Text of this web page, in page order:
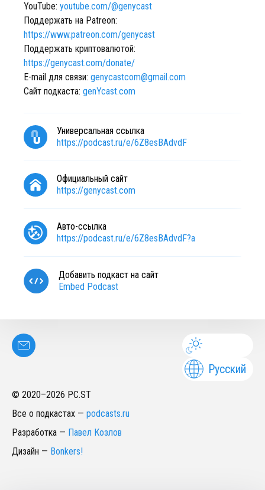
YouTube: youtube.com/@genycast
Поддержать на Patreon:
https://www.patreon.com/genycast
Поддержать криптовалютой:
https://genycast.com/donate/
E-mail для связи: genycastcom@gmail.com
Сайт подкаста: genYcast.com
Универсальная ссылка
https://podcast.ru/e/6Z8esBAdvdF
Официальный сайт
https://genycast.com
Авто-ссылка
https://podcast.ru/e/6Z8esBAdvdF?a
Добавить подкаст на сайт
Embed Podcast
Русский
© 2020–2026 PC.ST
Все о подкастах — podcasts.ru
Разработка — Павел Козлов
Дизайн — Bonkers!